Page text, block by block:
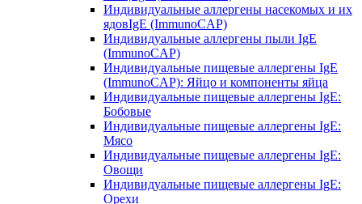
Индивидуальные аллергены насекомых и их
ядовIgE (ImmunoCAP)
Индивидуальные аллергены пыли IgE
(ImmunoCAP)
Индивидуальные пищевые аллергены IgE
(ImmunoCAP): Яйцо и компоненты яйца
Индивидуальные пищевые аллергены IgE:
Бобовые
Индивидуальные пищевые аллергены IgE:
Мясо
Индивидуальные пищевые аллергены IgE:
Овощи
Индивидуальные пищевые аллергены IgE:
Орехи